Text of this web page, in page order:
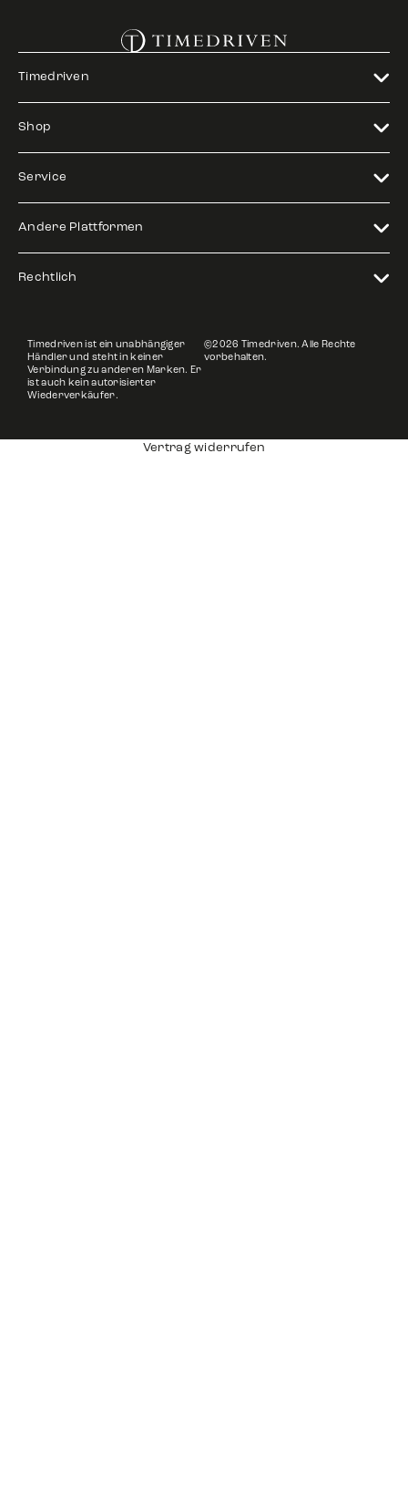
Timedriven
Shop
Service
Andere Plattformen
Rechtlich
Timedriven ist ein unabhängiger
Händler und steht in keiner
Verbindung zu anderen Marken. Er
ist auch kein autorisierter
Wiederverkäufer.
©2026 Timedriven. Alle Rechte
vorbehalten.
Vertrag widerrufen